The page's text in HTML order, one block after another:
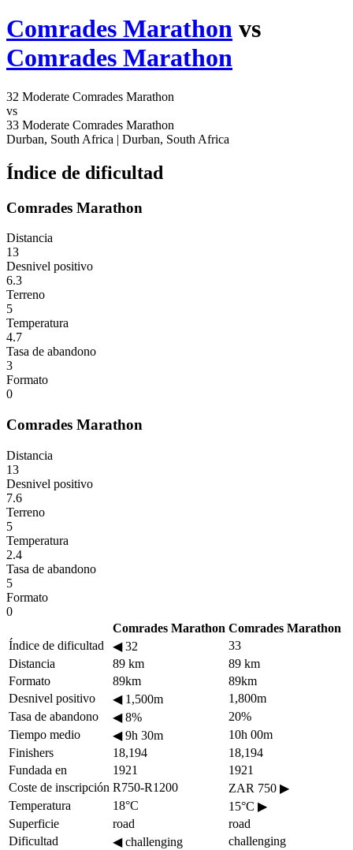
Comrades Marathon vs
Comrades Marathon
32 Moderate Comrades Marathon
vs
33 Moderate Comrades Marathon
Durban, South Africa | Durban, South Africa
Índice de dificultad
Comrades Marathon
Distancia
13
Desnivel positivo
6.3
Terreno
5
Temperatura
4.7
Tasa de abandono
3
Formato
0
Comrades Marathon
Distancia
13
Desnivel positivo
7.6
Terreno
5
Temperatura
2.4
Tasa de abandono
5
Formato
0
Comrades Marathon Comrades Marathon
Índice de dificultad
◀32
33
Distancia
89 km
89 km
Formato
89km
89km
Desnivel positivo
◀1,500m
1,800m
Tasa de abandono
◀8%
20%
Tiempo medio
◀9h 30m
10h 00m
Finishers
18,194
18,194
Fundada en
1921
1921
Coste de inscripción R750-R1200 ZAR 750 ▶
Temperatura
18°C 15°C ▶
Superficie
road
road
Dificultad
◀challenging
challenging